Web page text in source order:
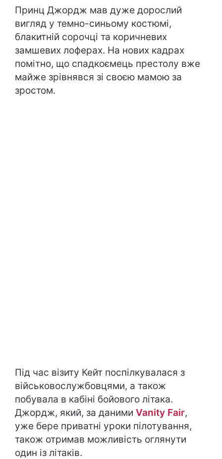
Принц Джордж мав дуже дорослий
вигляд у темно-синьому костюмі,
блакитній сорочці та коричневих
замшевих лоферах. На нових кадрах
помітно, що спадкоємець престолу вже
майже зрівнявся зі своєю мамою за
зростом.
Під час візиту Кейт поспілкувалася з
військовослужбовцями, а також
побувала в кабіні бойового літака.
Джордж, який, за даними Vanity Fair,
уже бере приватні уроки пілотування,
також отримав можливість оглянути
один із літаків.